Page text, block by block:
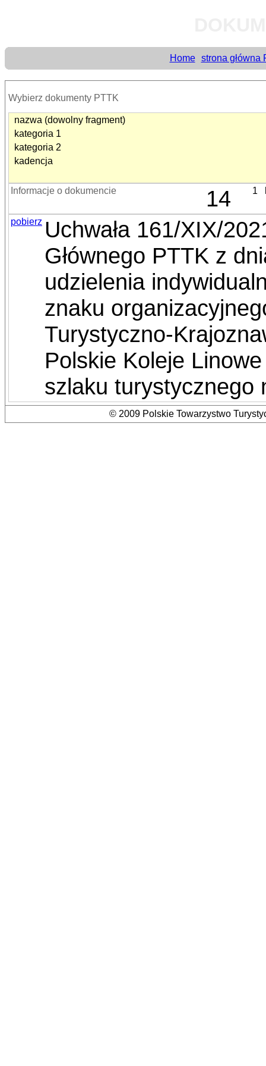
Home strona główna
Wybierz dokumenty PTTK
nazwa (dowolny fragment)
kategoria 1
kategoria 2
kadencja
Informacje o dokumencie 14 1
pobierz Uchwała 161/XIX/
Głównego PTTK z
udzielenia
znaku
Turystyczno-
Polskie Koleje
szlaku turystycznego
© 2009 Polskie Towarzystwo